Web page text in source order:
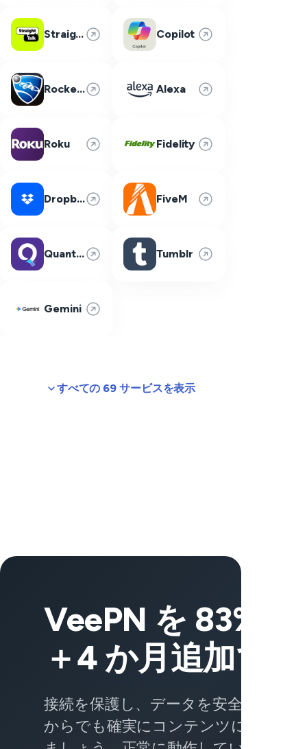
Straight Talk Copilot
Rocket League Alexa
Roku Fidelity
Dropbox FiveM
Quantum Fiber Tumblr
Gemini
すべての 69 サービスを表示
VeePN を 83%
＋4 か月追加で
接続を保護し、データを安全に保ち
からでも確実にコンテンツにアクセ